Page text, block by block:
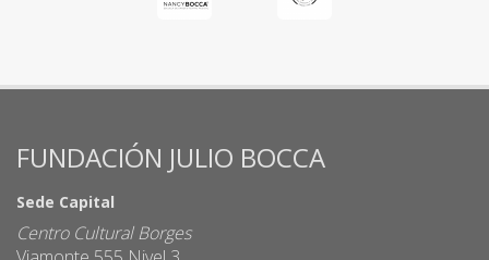
FUNDACIÓN JULIO BOCCA
Sede Capital
Centro Cultural Borges